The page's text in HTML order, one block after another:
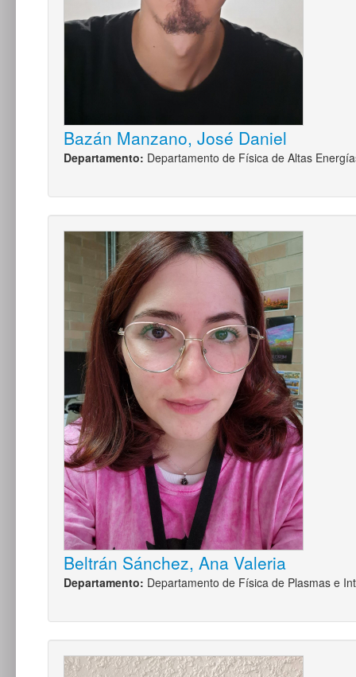
Bazán Manzano, José Daniel
Departamento: Departamento de Física de Altas
Beltrán Sánchez, Ana Valeria
Departamento: Departamento de Física de Plasmas e